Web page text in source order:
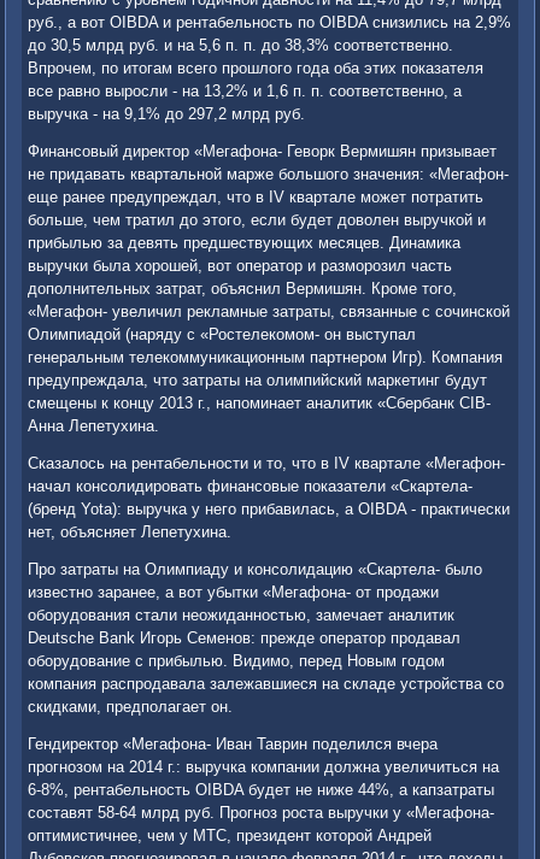
руб., а вот OIBDA и рентабельность по OIBDA снизились на 2,9%
до 30,5 млрд руб. и на 5,6 п. п. до 38,3% соответственно.
Впрочем, по итогам всего прошлого года оба этих показателя
все равно выросли - на 13,2% и 1,6 п. п. соответственно, а
выручка - на 9,1% до 297,2 млрд руб.
Финансовый директор «Мегафона- Геворк Вермишян призывает
не придавать квартальной марже большого значения: «Мегафон-
еще ранее предупреждал, что в IV квартале может потратить
больше, чем тратил до этого, если будет доволен выручкой и
прибылью за девять предшествующих месяцев. Динамика
выручки была хорошей, вот оператор и разморозил часть
дополнительных затрат, объяснил Вермишян. Кроме того,
«Мегафон- увеличил рекламные затраты, связанные с сочинской
Олимпиадой (наряду с «Ростелекомом- он выступал
генеральным телекоммуникационным партнером Игр). Компания
предупреждала, что затраты на олимпийский маркетинг будут
смещены к концу 2013 г., напоминает аналитик «Сбербанк CIB-
Анна Лепетухина.
Сказалось на рентабельности и то, что в IV квартале «Мегафон-
начал консолидировать финансовые показатели «Скартела-
(бренд Yota): выручка у него прибавилась, а OIBDA - практически
нет, объясняет Лепетухина.
Про затраты на Олимпиаду и консолидацию «Скартела- было
известно заранее, а вот убытки «Мегафона- от продажи
оборудования стали неожиданностью, замечает аналитик
Deutsche Bank Игорь Семенов: прежде оператор продавал
оборудование с прибылью. Видимо, перед Новым годом
компания распродавала залежавшиеся на складе устройства со
скидками, предполагает он.
Гендиректор «Мегафона- Иван Таврин поделился вчера
прогнозом на 2014 г.: выручка компании должна увеличиться на
6-8%, рентабельность OIBDA будет не ниже 44%, а капзатраты
составят 58-64 млрд руб. Прогноз роста выручки у «Мегафона-
оптимистичнее, чем у МТС, президент которой Андрей